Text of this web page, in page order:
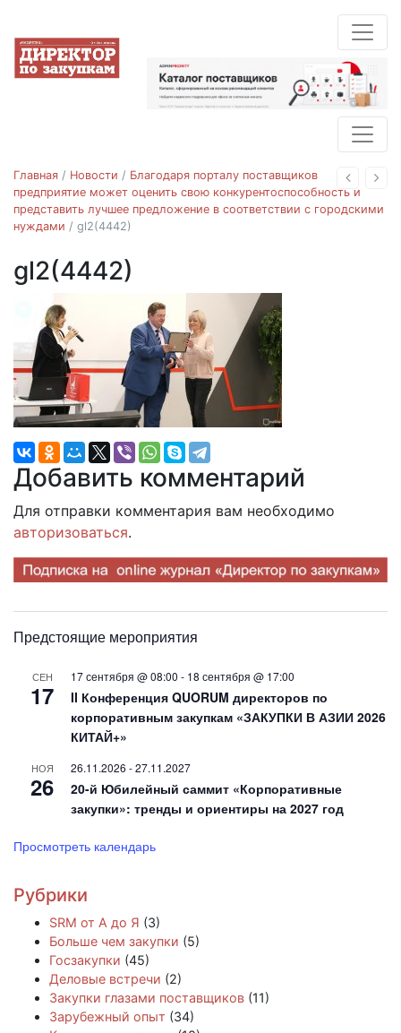
Назад
Главная / Новости / Благодаря порталу поставщиков
предприятие может оценить свою конкурентоспособность и
представить лучшее предложение в соответствии с городскими
нуждами / gl2(4442)
gl2(4442)
Добавить комментарий
Для отправки комментария вам необходимо
авторизоваться.
Предстоящие мероприятия
СЕН
17
17 сентября @ 08:00 - 18 сентября @ 17:00
II Конференция QUORUM директоров по
корпоративным закупкам «ЗАКУПКИ В АЗИИ 2026
КИТАЙ+»
НОЯ
26
26.11.2026 -27.11.2027
20-й Юбилейный саммит «Корпоративные
закупки»: тренды и ориентиры на 2027 год
Просмотреть календарь
Рубрики
SRM от А до Я (3)
Больше чем закупки (5)
Госзакупки (45)
Деловые встречи (2)
Закупки глазами поставщиков (11)
Зарубежный опыт (34)